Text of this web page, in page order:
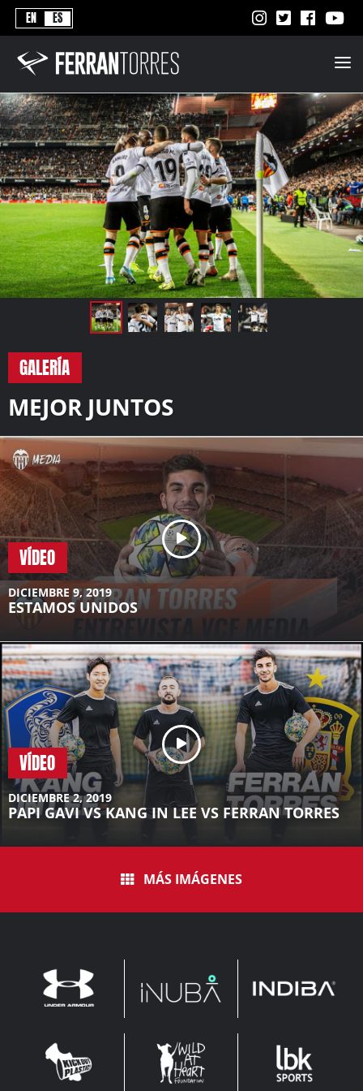
EN ES
Better
Never
Stops
GALERÍA
MEJOR JUNTOS
VÍDEO
DICIEMBRE 9, 2019
ESTAMOS UNIDOS
VÍDEO
DICIEMBRE 2, 2019
PAPI GAVI VS KANG IN LEE VS FERRAN TORRES
MÁS IMÁGENES
UNDER
ARMOUR
KOP
WIDE
WAHF
WIDE
LEADERBROCK
SPORTS